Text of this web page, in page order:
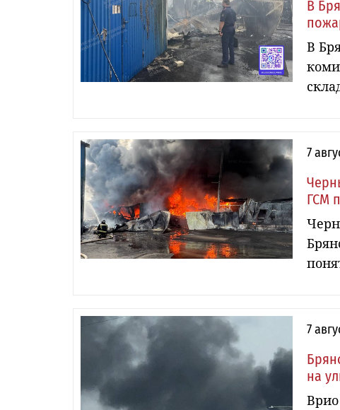
В
В
7
ГСМ
7
на
Врио